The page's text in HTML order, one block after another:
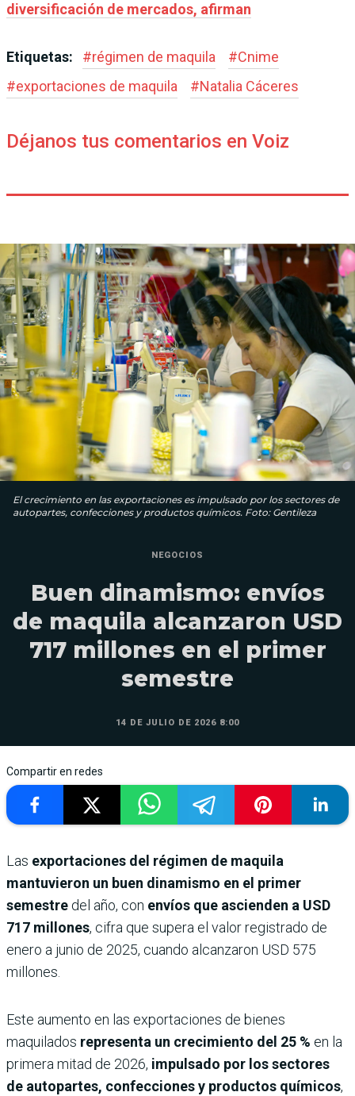
diversificación de mercados, afirman
Etiquetas: #régimen de maquila #Cnime
#exportaciones de maquila #Natalia Cáceres
Déjanos tus comentarios en Voiz
El crecimiento en las exportaciones es impulsado por los sectores de
autopartes, confecciones y productos químicos. Foto: Gentileza
NEGOCIOS
Buen dinamismo: envíos
de maquila alcanzaron USD
717 millones en el primer
semestre
14 DE JULIO DE 2026 8:00
Compartir en redes
Las exportaciones del régimen de maquila
mantuvieron un buen dinamismo en el primer
semestre del año, con envíos que ascienden a USD
717 millones, cifra que supera el valor registrado de
enero a junio de 2025, cuando alcanzaron USD 575
millones.
Este aumento en las exportaciones de bienes
maquilados representa un crecimiento del 25 % en la
primera mitad de 2026, impulsado por los sectores
de autopartes, confecciones y productos químicos,